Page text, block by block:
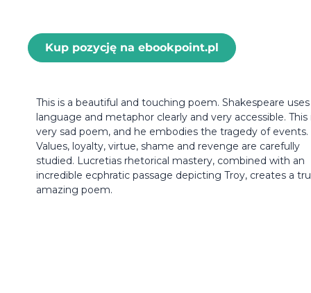
Kup pozycję na ebookpoint.pl
This is a beautiful and touching poem. Shakespeare uses
language and metaphor clearly and very accessible. This
very sad poem, and he embodies the tragedy of events.
Values, loyalty, virtue, shame and revenge are carefully
studied. Lucretias rhetorical mastery, combined with an
incredible ecphratic passage depicting Troy, creates a
amazing poem.